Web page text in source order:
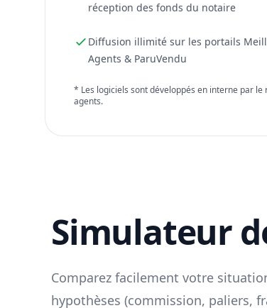
réception des fonds du notaire
Diffusion illimité sur les portails
Agents & ParuVendu
* Les logiciels sont développés en interne par
agents.
Simulateur
Comparez facilement votre
hypothèses (commission, paliers,